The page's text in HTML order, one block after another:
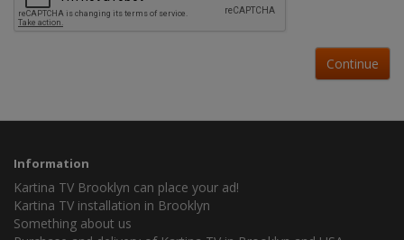
Continue
Information
Kartina TV Brooklyn can place your ad!
Kartina TV installation in Brooklyn
Something about us